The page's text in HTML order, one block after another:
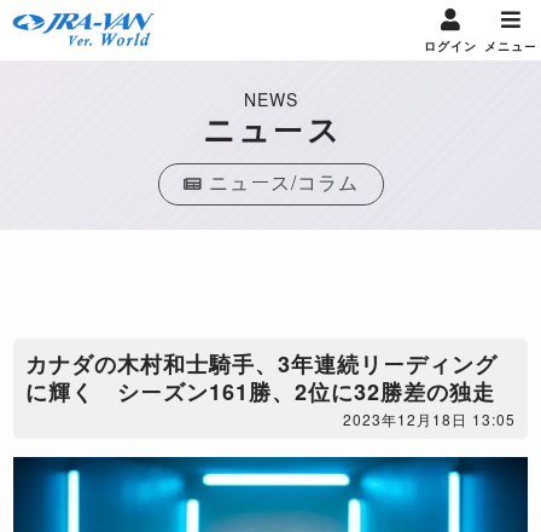
ログイン メニュー
NEWS
ニュース
ニュース/コラム
カナダの木村和士騎手、3年連続リーディング
に輝く シーズン161勝、2位に32勝差の独走
2023年12月18日 13:05